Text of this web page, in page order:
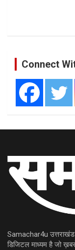
Connect
Samachar4u उत्तराखंड
डिजिटल माध्यम है जो